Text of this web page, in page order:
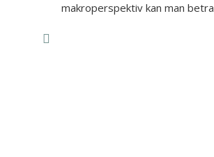
makroperspektiv kan man